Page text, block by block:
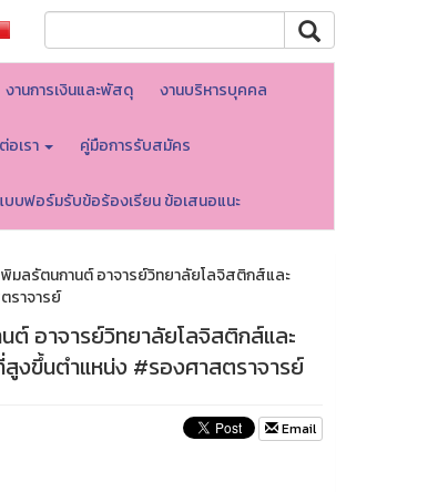
งานการเงินและพัสดุ งานบริหารบุคคล
อเรา คู่มือการรับสมัคร
บบฟอร์มรับข้อร้องเรียน ข้อเสนอแนะ
ลรัตนกานต์ อาจารย์วิทยาลัยโลจิสติกส์และ
ราจารย์
อาจารย์วิทยาลัยโลจิสติกส์และ
สูงขึ้นตำแหน่ง #รองศาสตราจารย์
Email